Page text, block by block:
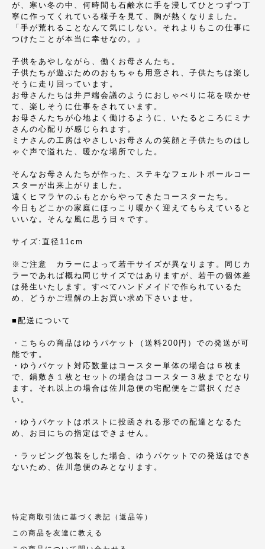
が、寒い冬の中、何時間も石鹸水に手を浸してひとつずつ丁
寧に作ってくれている様子を見て、胸が熱くなりました。
「手が荒れることなんて気にしない。それよりもこの仕事に
つけたことが本当に幸せなの。」
子供をあやしながら、働くお母さんたち。
子供たちが遊ぶためのおもちゃも用意され、子供たちは楽し
そうに走り回っています。
お母さんたちは井戸端会議のようにおしゃべりに花を咲かせ
て、楽しそうに仕事をされています。
お母さんたちが心地よく働けるように、いたるところにミナ
さんの心配りが感じられます。
ミナさんの工房はやさしいお母さんの笑顔と子供たちのはし
ゃぐ声で溢れた、暖かな場所でした。
そんなお母さんたちが作った、ステキなフェルトボールコー
スターが出来上がりました。
遠くヒマラヤのふもとからやってきたコースターたち。
今日もどこかの家庭にほっこり暖かく迎えてもらえていると
いいな。そんな風に思う日々です。
サイズ:直径11cm
※ご注意 カラーによって若干サイズが異なります。同じカ
ラーであれば概ね同じサイズではありますが、若干の個体差
は発生いたします。すべてハンドメイドで作られているた
め、どうかご理解の上お買い求め下さいませ。
■配送について
・こちらの商品はゆうパケット（送料200円）での発送が可
能です。
・ゆうパケット対応数量はコースター単体の場合は６枚ま
で、鍋敷き１枚とセットの場合はコースター３枚までとなり
ます。それ以上の場合は佐川急便の宅配便をご選択くださ
い。
・ゆうパケットはポストに投函される形での配達となるた
め、お日にちの指定はできません。
・ラッピング包装をした場合、ゆうパケットでの発送はでき
ないため、佐川急便のみとなります。
特定商取引法に基づく表記（返品等）
この商品を友達に教える